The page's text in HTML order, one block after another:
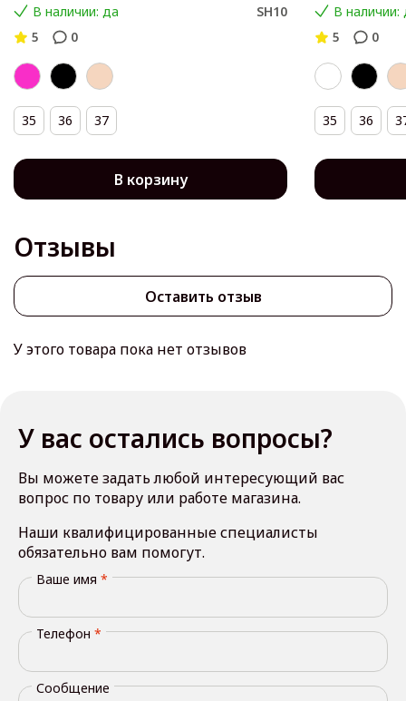
В наличии: да
SH10
5
0
35 36 37
В корзину
В наличии:
5
0
35 36
Отзывы
Оставить отзыв
У этого товара пока нет отзывов
У вас остались вопросы?
Вы можете задать любой интересующий вас
вопрос по товару или работе магазина.
Наши квалифицированные специалисты
обязательно вам помогут.
Ваше имя *
Телефон *
Сообщение